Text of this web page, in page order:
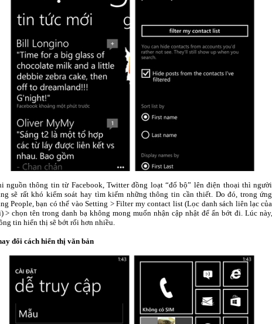
nguồn thông tin từ Facebook, Twitter đồng loạt “đổ bộ” lên điện thoại thì người
sẽ rất khó kiểm soát hay tìm kiếm những thông tin cần thiết. Do đó, trong ứng
People, bạn có thể vào Setting > Filter my contact list (Lọc danh sách liên lạc của
> chọn tên trong danh bạ không mong muốn nhận cập nhật để ẩn bớt đi. Lúc này,
tin hiển thị sẽ bớt rối hơn nhiều.
đổi cách hiển thị văn bản